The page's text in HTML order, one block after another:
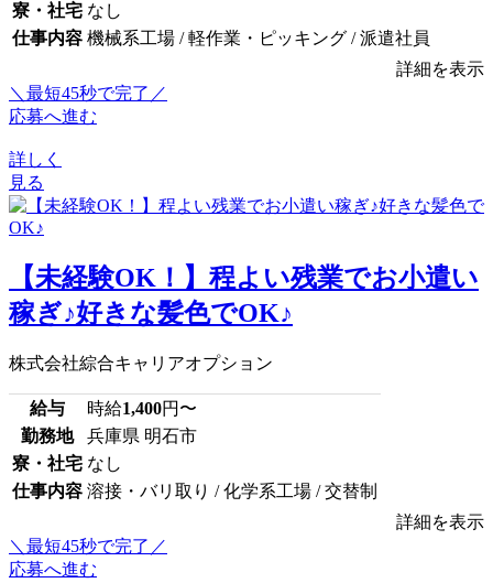
寮・社宅 なし
仕事内容 機械系工場 / 軽作業・ピッキング / 派遣社員
詳細を表示
＼最短45秒で完了／
応募へ進む
詳しく
見る
【未経験OK！】程よい残業でお小遣い
稼ぎ♪好きな髪色でOK♪
株式会社綜合キャリアオプション
給与 時給1,400円〜
勤務地
兵庫県 明石市
寮・社宅 なし
仕事内容 溶接・バリ取り / 化学系工場 / 交替制
詳細を表示
＼最短45秒で完了／
応募へ進む